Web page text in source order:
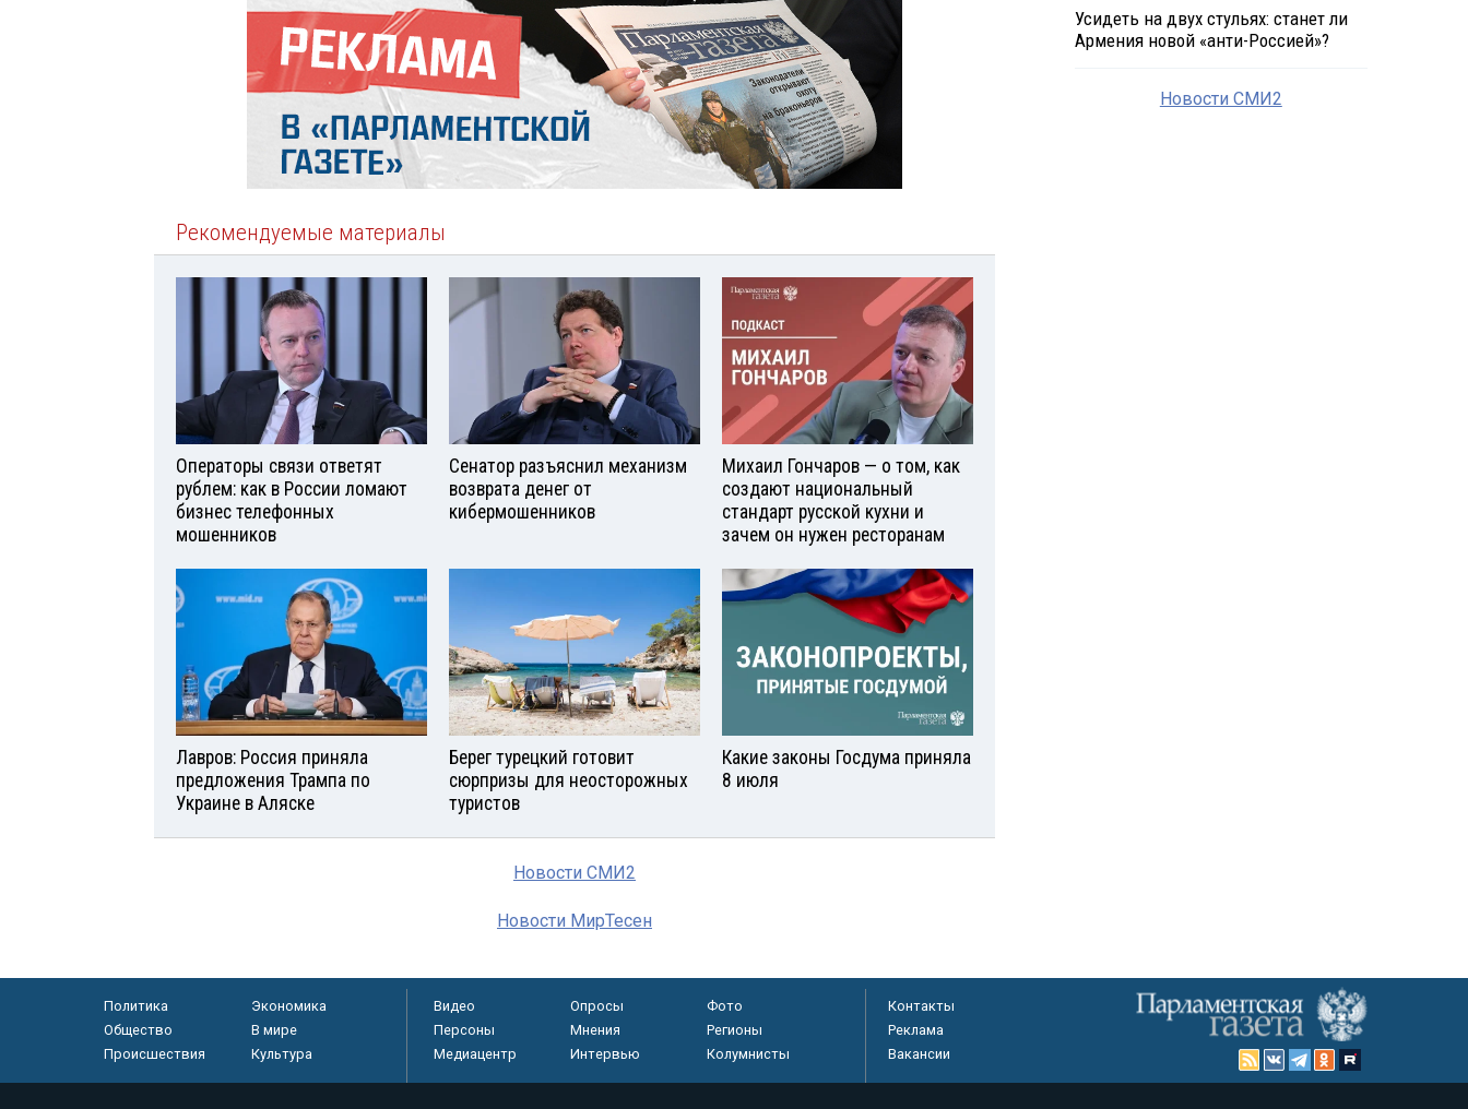
Рекомендуемые материалы
Операторы связи ответят
рублем: как в России ломают
бизнес телефонных
мошенников
Сенатор разъяснил механизм
возврата денег от
кибермошенников
Михаил Гончаров — о том, как
создают национальный
стандарт русской кухни и
зачем он нужен ресторанам
Лавров: Россия приняла
предложения Трампа по
Украине в Аляске
Берег турецкий готовит
сюрпризы для неосторожных
туристов
Какие законы Госдума приняла
8 июля
Новости СМИ2
Новости МирТесен
Усидеть на двух стульях: станет ли
Армения новой «анти-Россией»?
Новости СМИ2
Политика
Экономика
Общество
В мире
Происшествия
Культура
Видео Опросы
Фото
Персоны
Мнения
Регионы
Медиацентр
Интервью Колумнисты
Контакты
Реклама
Вакансии